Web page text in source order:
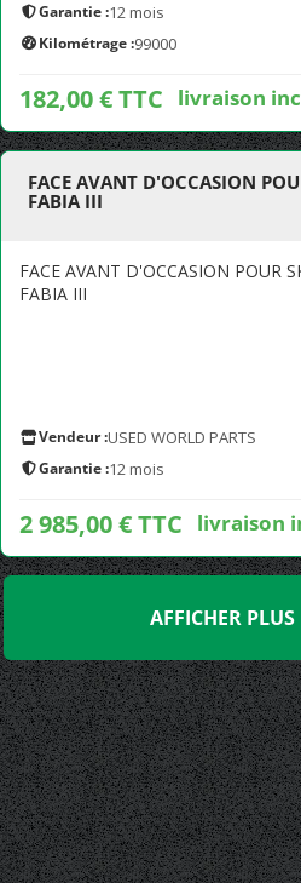
Garantie :12 mois
Kilométrage :99000
182,00 € TTC livraison
FACE AVANT D'OCCASION
FABIA III
FACE AVANT D'OCCASION POUR
FABIA III
Vendeur :USED WORLD PARTS
Garantie :12 mois
2 985,00 € TTC livraison
AFFICHER PLUS